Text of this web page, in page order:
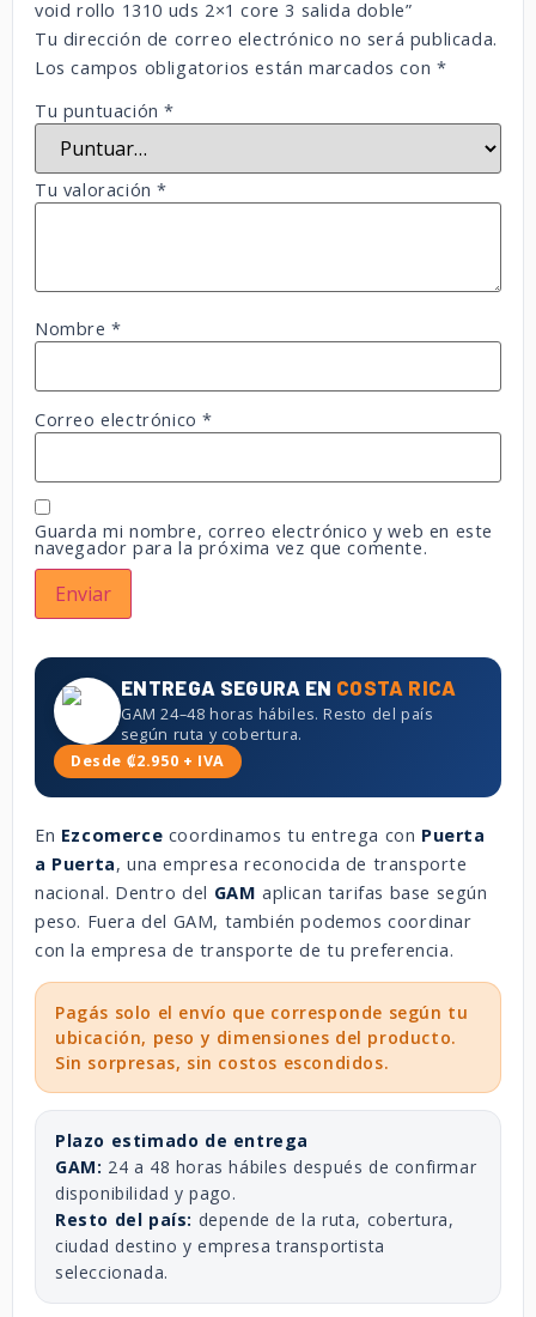
void rollo 1310 uds 2×1 core 3 salida doble”
Tu dirección de correo electrónico no será publicada.
Los campos obligatorios están marcados con *
Tu puntuación*
Tu valoración*
Nombre*
Correo electrónico*
Guarda mi nombre, correo electrónico y web en este
navegador para la próxima vez que comente.
ENTREGA SEGURA EN COSTA RICA
GAM 24–48 horas hábiles. Resto del país
según ruta y cobertura.
Desde ₡2.950 + IVA
En Ezcomerce coordinamos tu entrega con Puerta
a Puerta, una empresa reconocida de transporte
nacional. Dentro del GAM aplican tarifas base según
peso. Fuera del GAM, también podemos coordinar
con la empresa de transporte de tu preferencia.
Pagás solo el envío que corresponde según tu
ubicación, peso y dimensiones del producto.
Sin sorpresas, sin costos escondidos.
Plazo estimado de entrega
GAM: 24 a 48 horas hábiles después de confirmar
disponibilidad y pago.
Resto del país: depende de la ruta, cobertura,
ciudad destino y empresa transportista
seleccionada.